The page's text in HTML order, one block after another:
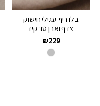
בלו ריף-עגילי חישוק
צדף ואבן טורקיז
₪229